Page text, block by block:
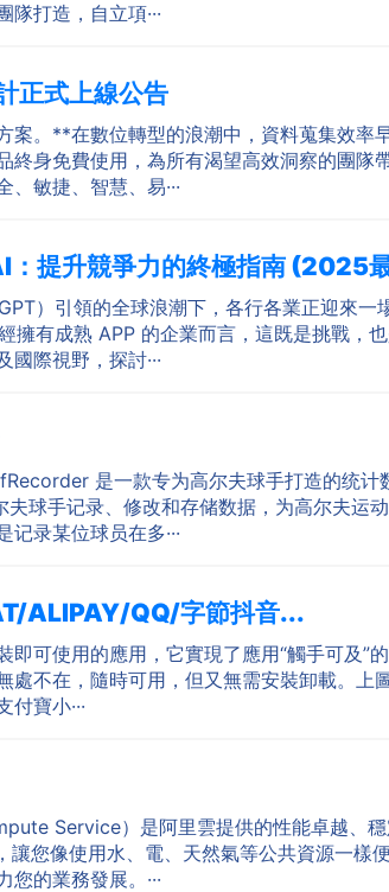
打造，自立項···
正式上線公告
案。**在數位轉型的浪潮中，資料蒐集效
終身免費使用，為所有渴望高效洞察的團
敏捷、智慧、易···
：提升競爭力的終極指南 (2025
）引領的全球浪潮下，各行各業正迎來
擁有成熟 APP 的企業而言，這既是挑戰，
際視野，探討···
是一款专为高尔夫球手打造的统
夫球手记录、修改和存储数据，为高尔夫
录某位球员在多···
ALIPAY/QQ/字節抖音...
即可使用的應用，它實現了應用“觸手可及
處不在，隨時可用，但又無需安裝卸載。
寶小···
Service）是阿里雲提供的性能卓越、
讓您像使用水、電、天然氣等公共資源一
的業務發展。···